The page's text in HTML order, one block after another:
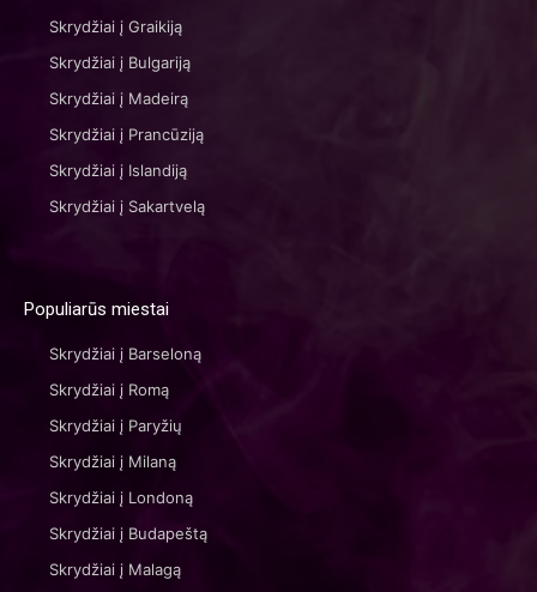
Skrydžiai į Graikiją
Skrydžiai į Bulgariją
Skrydžiai į Madeirą
Skrydžiai į Prancūziją
Skrydžiai į Islandiją
Skrydžiai į Sakartvelą
Populiarūs miestai
Skrydžiai į Barseloną
Skrydžiai į Romą
Skrydžiai į Paryžių
Skrydžiai į Milaną
Skrydžiai į Londoną
Skrydžiai į Budapeštą
Skrydžiai į Malagą